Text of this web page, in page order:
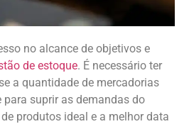
no alcance de objetivos e
de estoque. É necessário ter
a quantidade de mercadorias
suprir as demandas do
produtos ideal e a melhor data